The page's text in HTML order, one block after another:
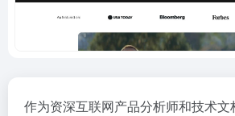
作为资深互联网产品分析师和技术